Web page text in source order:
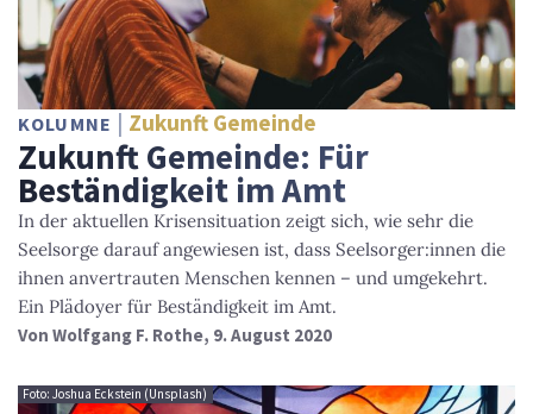
KOLUMNE Zukunft Gemeinde
Zukunft Gemeinde: Für
Beständigkeit im Amt
In der aktuellen Krisensituation zeigt sich, wie sehr die
Seelsorge darauf angewiesen ist, dass Seelsorger:innen die
ihnen anvertrauten Menschen kennen – und umgekehrt.
Ein Plädoyer für Beständigkeit im Amt.
Von Wolfgang F. Rothe, 9. August 2020
Foto: Joshua Eckstein (Unsplash)